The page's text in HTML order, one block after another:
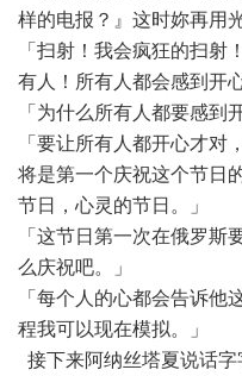
样的电报？』这时妳再用
「扫射！我会疯狂的扫射
有人！所有人都会感到开
「为什么所有人都要感到
「要让所有人都开心才对
将是第一个庆祝这个节日
节日，心灵的节日。」
「这节日第一次在俄罗斯
么庆祝吧。」
「每个人的心都会告诉他
程我可以现在模拟。」
接下来阿纳丝塔夏说话